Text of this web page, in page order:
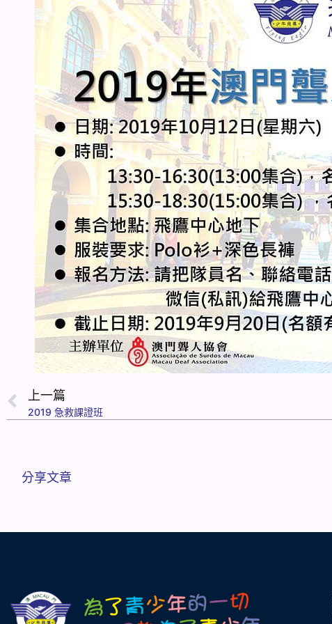
上一篇
2019 急救課證班
分享文章